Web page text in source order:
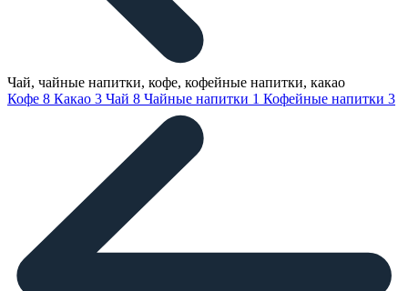
Чай, чайные напитки, кофе, кофейные напитки, какао
Кофе 8 Какао 3 Чай 8 Чайные напитки 1 Кофейные напитки 3